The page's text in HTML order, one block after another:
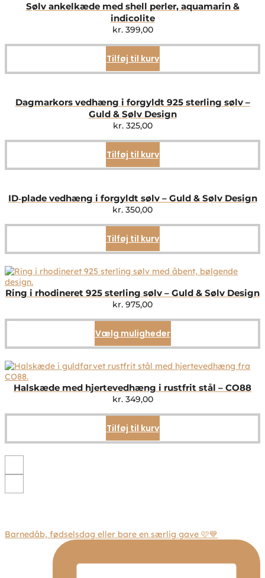
Sølv ankelkæde med shell perler, aquamarin &
indicolite
kr.399,00
Tilføj til kurv
Dagmarkors vedhæng i forgyldt 925 sterling sølv –
Guld & Sølv Design
kr.325,00
Tilføj til kurv
ID‑plade vedhæng i forgyldt sølv – Guld & Sølv Design
kr. 350,00
Tilføj til kurv
Ring i rhodineret 925 sterling sølv – Guld & Sølv Design
kr. 975,00
Vælg mulighederDette
vare
flere
Mulighederne
på
Halskæde med hjertevedhæng i rustfrit stål – CO88
kr.349,00
Tilføj til kurv
Barnedåb, fødselsdag eller bare en særlig gave 🩷💙